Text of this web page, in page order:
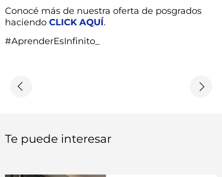
Conocé más de nuestra oferta de posgrados
haciendo CLICK AQUÍ.
#AprenderEsInfinito_
Te puede interesar